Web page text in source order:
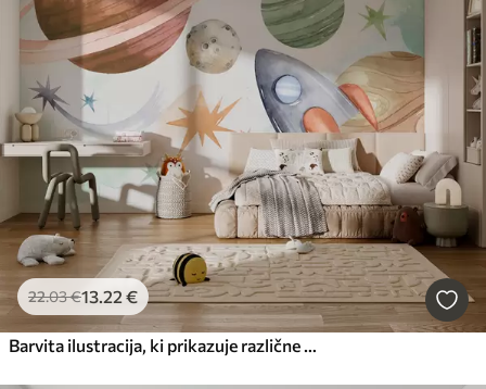
22.03€13.22 €
Barvita ilustracija, ki prikazuje različne planete in vesoljske akvarele